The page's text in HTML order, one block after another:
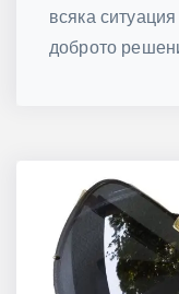
всяка
доброто